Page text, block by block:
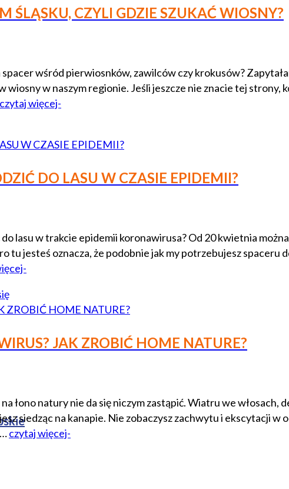
ŚLĄSKU, CZYLI GDZIE SZUKAĆ WIOSNY?
wśród pierwiosnków, zawilców czy krokusów?
w naszym regionie. Jeśli jeszcze nie znacie tej
czytaj więcej-
DO LASU W CZASIE EPIDEMII?
lasu w trakcie epidemii koronawirusa? Od 20 kwietnia
jesteś oznacza, że podobnie jak my potrzebujesz spaceru
JAK ZROBIĆ HOME NATURE?
łono natury nie da się niczym zastąpić. Wiatru we włosach,
siedząc na kanapie. Nie zobaczysz zachwytu i ekscytacji
czytaj więcej-